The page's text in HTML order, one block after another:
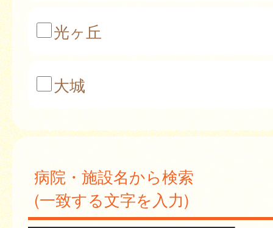
光ヶ丘
大城
病院・施設名から検索
(一致する文字を入力)